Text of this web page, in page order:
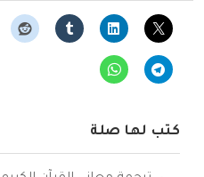
كتب لها صلة